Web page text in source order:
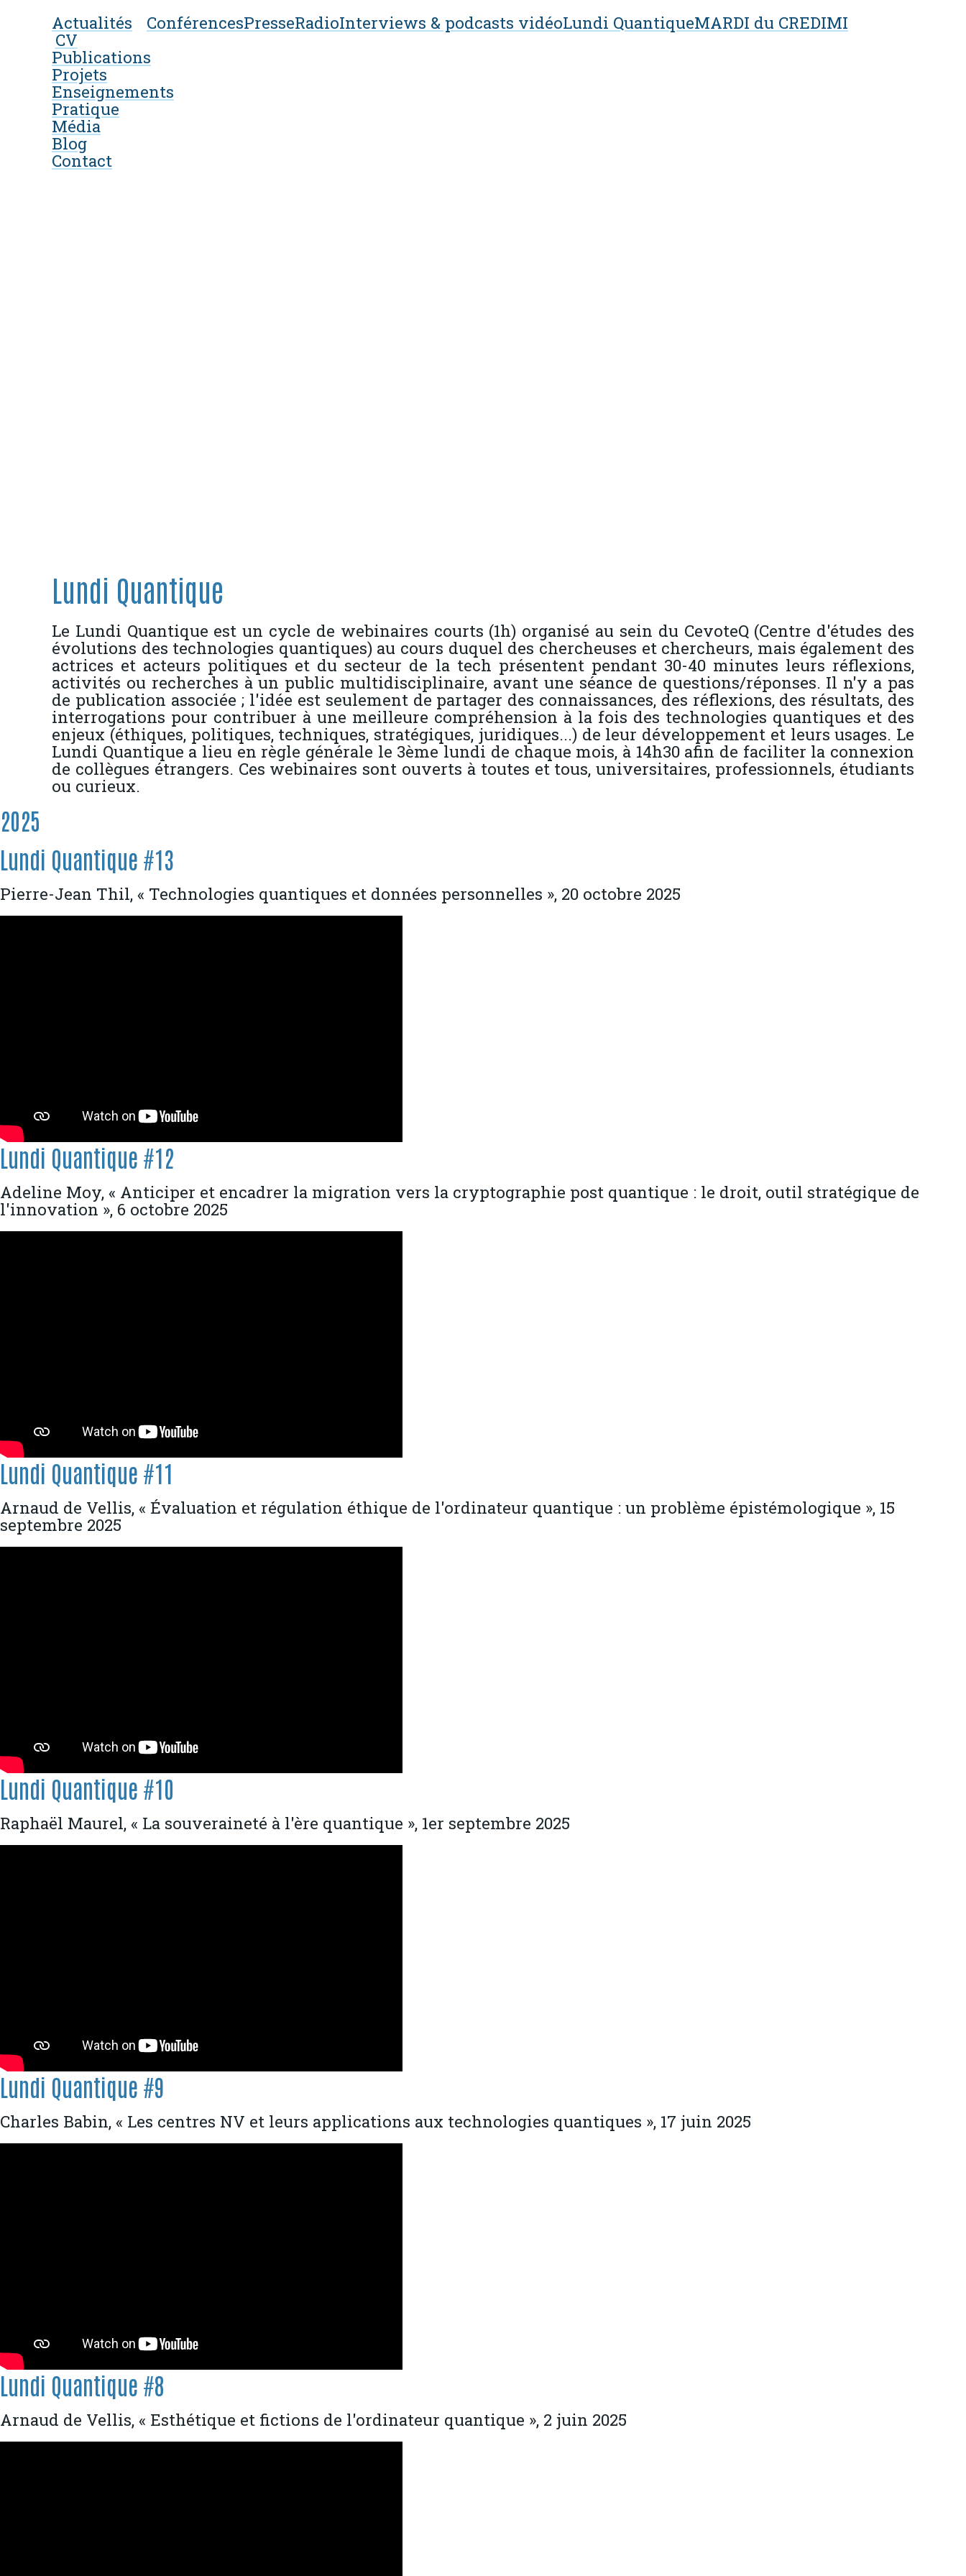
Actualités
CV
Publications
Projets
Enseignements
Pratique
Média
Blog
Contact
ConférencesPresseRadioInterviews & podcasts vidéoLundi QuantiqueMARDI du CREDIMI
Lundi Quantique
Le Lundi Quantique est un cycle de webinaires courts (1h) organisé au sein du CevoteQ (Centre d'études des
évolutions des technologies quantiques) au cours duquel des chercheuses et chercheurs, mais également des
actrices et acteurs politiques et du secteur de la tech présentent pendant 30-40 minutes leurs réflexions,
activités ou recherches à un public multidisciplinaire, avant une séance de questions/réponses. Il n'y a pas
de publication associée ; l'idée est seulement de partager des connaissances, des réflexions, des résultats, des
interrogations pour contribuer à une meilleure compréhension à la fois des technologies quantiques et des
enjeux (éthiques, politiques, techniques, stratégiques, juridiques...) de leur développement et leurs usages. Le
Lundi Quantique a lieu en règle générale le 3ème lundi de chaque mois, à 14h30 afin de faciliter la connexion
de collègues étrangers. Ces webinaires sont ouverts à toutes et tous, universitaires, professionnels, étudiants
ou curieux.
2025
Lundi Quantique #13
Pierre-Jean Thil, « Technologies quantiques et données personnelles », 20 octobre 2025
Lundi Quantique #12
Adeline Moy, « Anticiper et encadrer la migration vers la cryptographie post quantique : le droit, outil stratégique de
l'innovation », 6 octobre 2025
Lundi Quantique #11
Arnaud de Vellis, « Évaluation et régulation éthique de l'ordinateur quantique : un problème épistémologique », 15
septembre 2025
Lundi Quantique #10
Raphaël Maurel, « La souveraineté à l'ère quantique », 1er septembre 2025
Lundi Quantique #9
Charles Babin, « Les centres NV et leurs applications aux technologies quantiques », 17 juin 2025
Lundi Quantique #8
Arnaud de Vellis, « Esthétique et fictions de l'ordinateur quantique », 2 juin 2025